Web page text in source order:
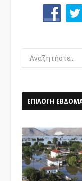
μ
ε
ο
Search
for:
ΕΠΙΛΟΓΗ